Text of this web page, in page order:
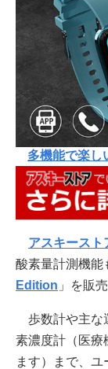
多機能で楽し
アスキースト
酸素量計測機能
Edition 」を販売
歩数計や主な
素濃度計（医療
ます）まで、ユ